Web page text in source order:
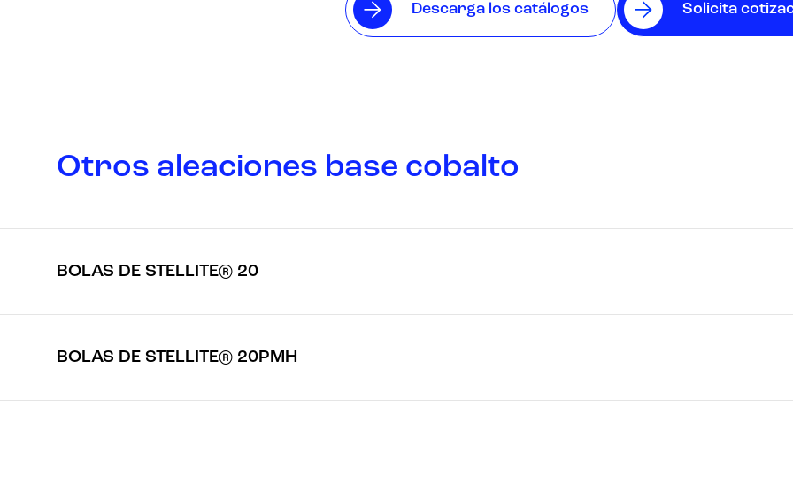
Descarga los catálogos Solicita
Otros aleaciones base cobalto
BOLAS DE STELLITE® 20
BOLAS DE STELLITE® 20PMH